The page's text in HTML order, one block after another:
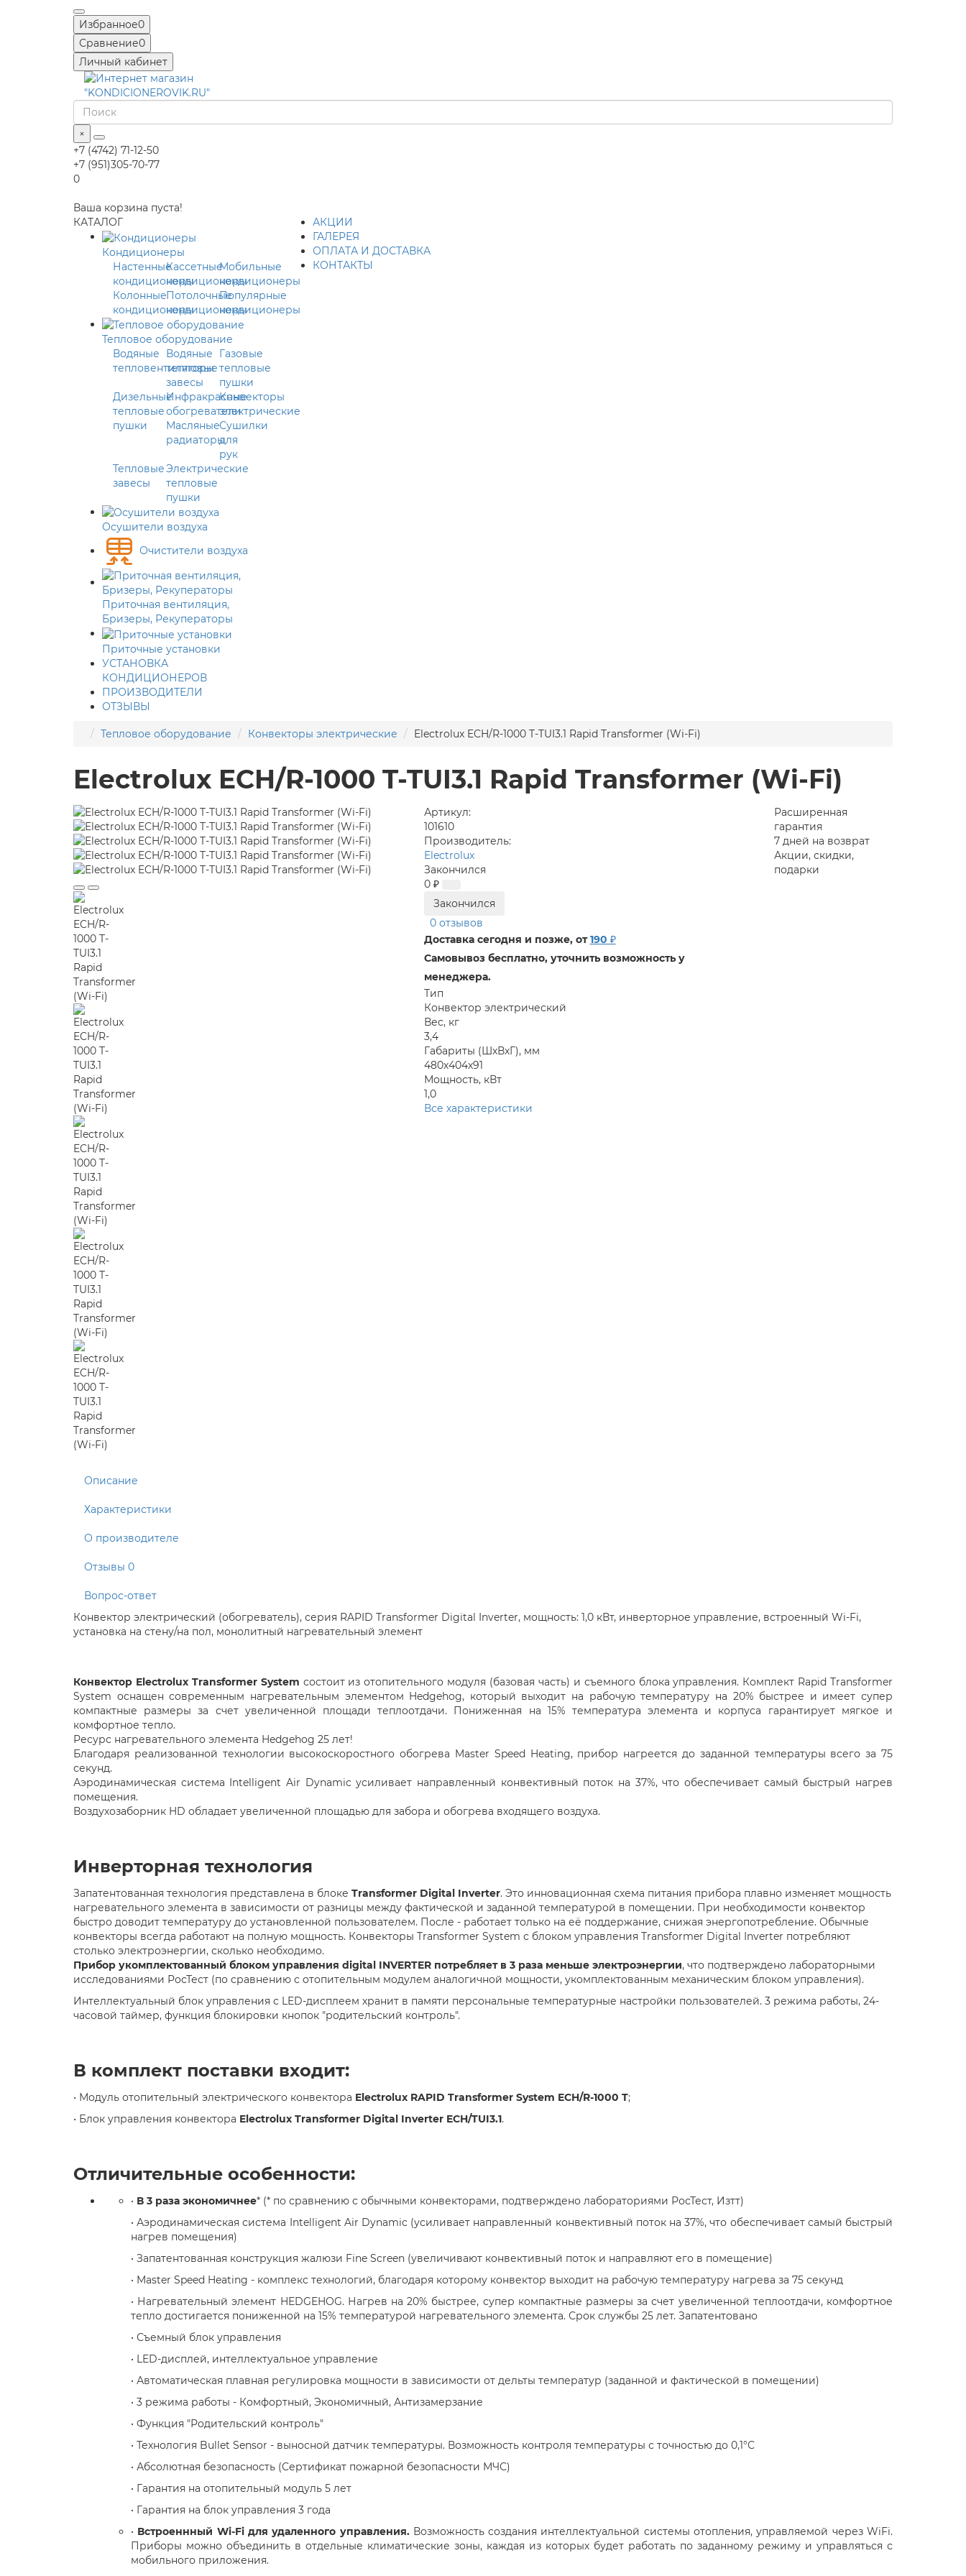
Избранное0
Сравнение0
Личный кабинет
×
+7 (4742) 71-12-50
+7 (951)305-70-77
0
Ваша корзина пуста!
КАТАЛОГ
Кондиционеры
Настенные
кондиционеры
Кассетные
кондиционеры
Мобильные
кондиционеры
Колонные
кондиционеры
Потолочные
кондиционеры
Популярные
кондиционеры
Тепловое оборудование
Водяные
тепловентиляторы
Водяные
тепловые
завесы
Газовые
тепловые
пушки
Дизельные
тепловые
пушки
Инфракрасные
обогреватели
Конвекторы
электрические
Масляные
радиаторы
Сушилки
для
рук
Тепловые
завесы
Электрические
тепловые
пушки
Осушители воздуха
Очистители воздуха
Приточная вентиляция,
Бризеры, Рекуператоры
Приточные установки
УСТАНОВКА
КОНДИЦИОНЕРОВ
ПРОИЗВОДИТЕЛИ
ОТЗЫВЫ
АКЦИИ
ГАЛЕРЕЯ
ОПЛАТА И ДОСТАВКА
КОНТАКТЫ
Тепловое оборудование Конвекторы электрические Electrolux ECH/R-1000 T-TUI3.1 Rapid Transformer (Wi-Fi)
Electrolux ECH/R-1000 T-TUI3.1 Rapid Transformer (Wi-Fi)
Артикул:
101610
Производитель:
Electrolux
Закончился
0 ₽
Закончился
0 отзывов
Доставка сегодня и позже, от190 ₽
Самовывоз бесплатно, уточнить возможность у
менеджера.
Тип
Конвектор электрический
Вес, кг
3,4
Габариты (ШхВхГ), мм
480х404х91
Мощность, кВт
1,0
Все характеристики
Расширенная
гарантия
7 дней на возврат
Акции, скидки,
подарки
Описание
Характеристики
О производителе
Отзывы 0
Вопрос-ответ
Конвектор электрический (обогреватель), серия RAPID Transformer Digital Inverter, мощность: 1,0 кВт, инверторное управление, встроенный Wi-Fi,
установка на стену/на пол, монолитный нагревательный элемент
Конвектор Electrolux Transformer System состоит из отопительного модуля (базовая часть) и съемного блока управления. Комплект Rapid Transformer
System оснащен современным нагревательным элементом Hedgehog, который выходит на рабочую температуру на 20% быстрее и имеет супер
компактные размеры за счет увеличенной площади теплоотдачи. Пониженная на 15% температура элемента и корпуса гарантирует мягкое и
комфортное тепло.
Ресурс нагревательного элемента Hedgehog 25 лет!
Благодаря реализованной технологии высокоскоростного обогрева Master Speed Heating, прибор нагреется до заданной температуры всего за 75
секунд.
Аэродинамическая система Intelligent Air Dynamic усиливает направленный конвективный поток на 37%, что обеспечивает самый быстрый нагрев
помещения.
Воздухозаборник HD обладает увеличенной площадью для забора и обогрева входящего воздуха.
Инверторная технология
Запатентованная технология представлена в блоке Transformer Digital Inverter. Это инновационная схема питания прибора плавно изменяет мощность
нагревательного элемента в зависимости от разницы между фактической и заданной температурой в помещении. При необходимости конвектор
быстро доводит температуру до установленной пользователем. После - работает только на её поддержание, снижая энергопотребление. Обычные
конвекторы всегда работают на полную мощность. Конвекторы Transformer System с блоком управления Transformer Digital Inverter потребляют
столько электроэнергии, сколько необходимо.
Прибор укомплектованный блоком управления digital INVERTER потребляет в 3 раза меньше электроэнергии, что подтверждено лабораторными
исследованиями РосТест (по сравнению с отопительным модулем аналогичной мощности, укомплектованным механическим блоком управления).
Интеллектуальный блок управления с LED-дисплеем хранит в памяти персональные температурные настройки пользователей. 3 режима работы, 24-
часовой таймер, функция блокировки кнопок "родительский контроль".
В комплект поставки входит:
• Модуль отопительный электрического конвектора Electrolux RAPID Transformer System ECH/R-1000 T;
• Блок управления конвектора Electrolux Transformer Digital Inverter ECH/TUI3.1.
Отличительные особенности:
• В 3 раза экономичнее* (* по сравнению с обычными конвекторами, подтверждено лабораториями РосТест, Изтт)
• Аэродинамическая система Intelligent Air Dynamic (усиливает направленный конвективный поток на 37%, что обеспечивает самый быстрый
нагрев помещения)
• Запатентованная конструкция жалюзи Fine Screen (увеличивают конвективный поток и направляют его в помещение)
• Master Speed Heating - комплекс технологий, благодаря которому конвектор выходит на рабочую температуру нагрева за 75 секунд
• Нагревательный элемент HEDGEHOG. Нагрев на 20% быстрее, супер компактные размеры за счет увеличенной теплоотдачи, комфортное
тепло достигается пониженной на 15% температурой нагревательного элемента. Срок службы 25 лет. Запатентовано
• Съемный блок управления
• LED-дисплей, интеллектуальное управление
• Автоматическая плавная регулировка мощности в зависимости от дельты температур (заданной и фактической в помещении)
• 3 режима работы - Комфортный, Экономичный, Антизамерзание
• Функция "Родительский контроль"
• Технология Bullet Sensor - выносной датчик температуры. Возможность контроля температуры с точностью до 0,1°С
• Абсолютная безопасность (Сертификат пожарной безопасности МЧС)
• Гарантия на отопительный модуль 5 лет
• Гарантия на блок управления 3 года
• Встроеннный Wi-Fi для удаленного управления. Возможность создания интеллектуальной системы отопления, управляемой через WiFi.
Приборы можно объединить в отдельные климатические зоны, каждая из которых будет работать по заданному режиму и управляться с
мобильного приложения.